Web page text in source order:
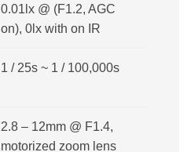
0.01lx @ (F1.2, AGC
on), 0lx with on IR
1 / 25s ~ 1 / 100,000s
2.8 – 12mm @ F1.4,
motorized zoom lens